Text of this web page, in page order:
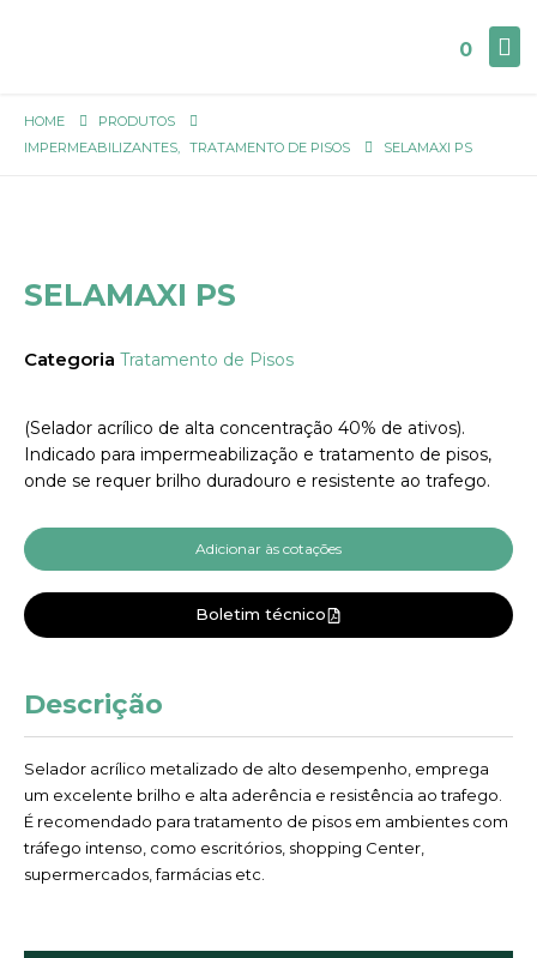
0
HOME
PRODUTOS
IMPERMEABILIZANTES, TRATAMENTO DE PISOS SELAMAXI PS
SELAMAXI PS
Categoria Tratamento de Pisos
(Selador acrílico de alta concentração 40% de ativos).
Indicado para impermeabilização e tratamento de pisos,
onde se requer brilho duradouro e resistente ao trafego.
Adicionar às cotações
Boletim técnico
Descrição
Selador acrílico metalizado de alto desempenho, emprega
um excelente brilho e alta aderência e resistência ao trafego.
É recomendado para tratamento de pisos em ambientes com
tráfego intenso, como escritórios, shopping Center,
supermercados, farmácias etc.